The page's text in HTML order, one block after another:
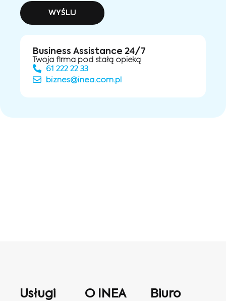
WYŚLIJ
Business Assistance 24/7
Twoja firma pod stałą opieką
61 222 22 33
biznes@inea.com.pl
Usługi O INEA
Biuro